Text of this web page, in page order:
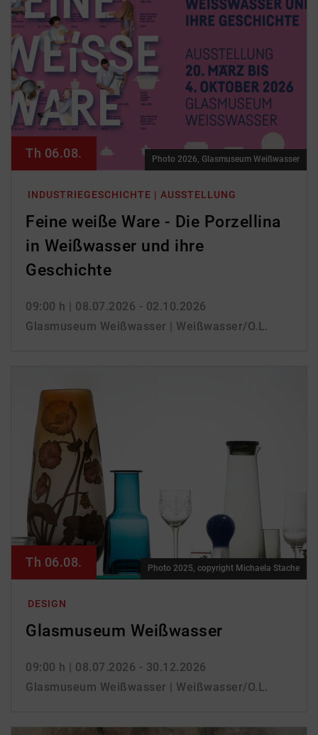
INDUSTRIEGESCHICHTE | AUSSTELLUNG
Feine weiße Ware - Die Porzellina
in Weißwasser und ihre
Geschichte
09:00 h | 08.07.2026 - 02.10.2026
Glasmuseum Weißwasser | Weißwasser/O.L.
Th 06.08. Photo 2026, Glasmuseum Weißwasser
DESIGN
Glasmuseum Weißwasser
09:00 h | 08.07.2026 - 30.12.2026
Glasmuseum Weißwasser | Weißwasser/O.L.
Th 06.08. Photo 2025, copyright Michaela Stache